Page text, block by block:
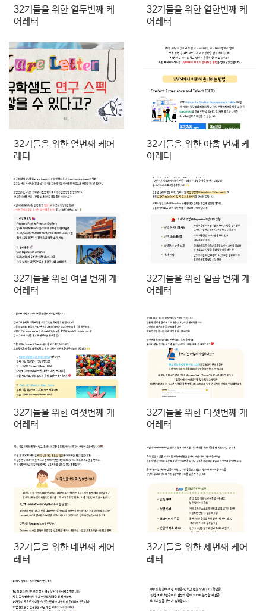
32기들을 위한 열두번째 케
어레터
32기들을 위한 열한번째 케
어레터
32기들을 위한 열번째 케어
레터
32기들을 위한 아홉 번째 케
어레터
32기들을 위한 여덜 번째 케
어레터
32기들을 위한 일곱 번째 케
어레터
32기들을 위한 여섯번째 케
어레터
32기들을 위한 다섯번째 케
어레터
32기들을 위한 네번째 케어
레터
32기들을 위한 세번째 케어
레터